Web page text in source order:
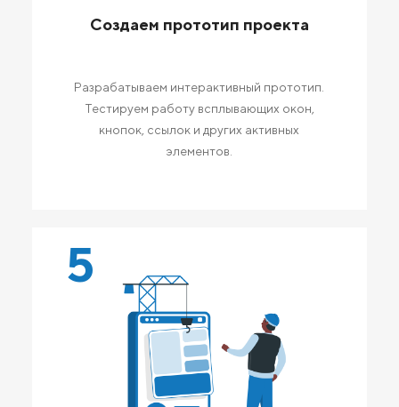
Создаем прототип проекта
Разрабатываем интерактивный прототип.
Тестируем работу всплывающих окон,
кнопок, ссылок и других активных
элементов.
5